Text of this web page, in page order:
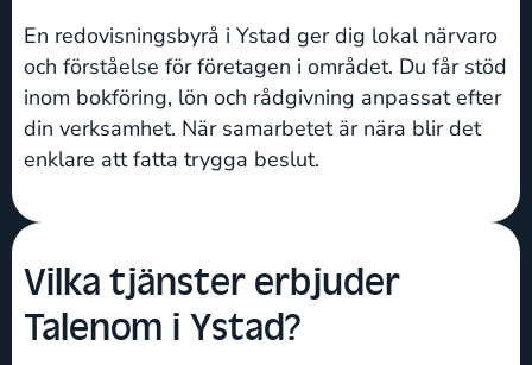
En redovisningsbyrå i Ystad ger dig lokal närvaro
och förståelse för företagen i området. Du får stöd
inom bokföring, lön och rådgivning anpassat efter
din verksamhet. När samarbetet är nära blir det
enklare att fatta trygga beslut.
Vilka tjänster erbjuder
Talenom i Ystad?